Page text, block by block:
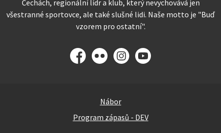
Čechách, regionální lídr a klub, který nevychovává jen
všestranné sportovce, ale také slušné lidi. Naše motto je "Buď
vzorem pro ostatní".
Facebook
Flickr Instagram
YouTube
Nábor
Program zápasů - DEV